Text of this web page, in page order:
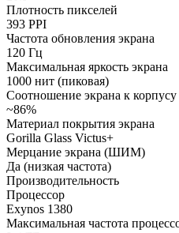
Плотность пикселей
393 PPI
Частота обновления экрана
120 Гц
Максимальная яркость экрана
1000 нит (пиковая)
Соотношение экрана к корпусу
~86%
Материал покрытия экрана
Gorilla Glass Victus+
Мерцание экрана (ШИМ)
Да (низкая частота)
Производительность
Процессор
Exynos 1380
Максимальная частота